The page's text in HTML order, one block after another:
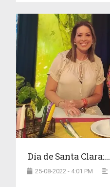
Día de Santa Clara:...
25-08-2022 - 4:01 PM